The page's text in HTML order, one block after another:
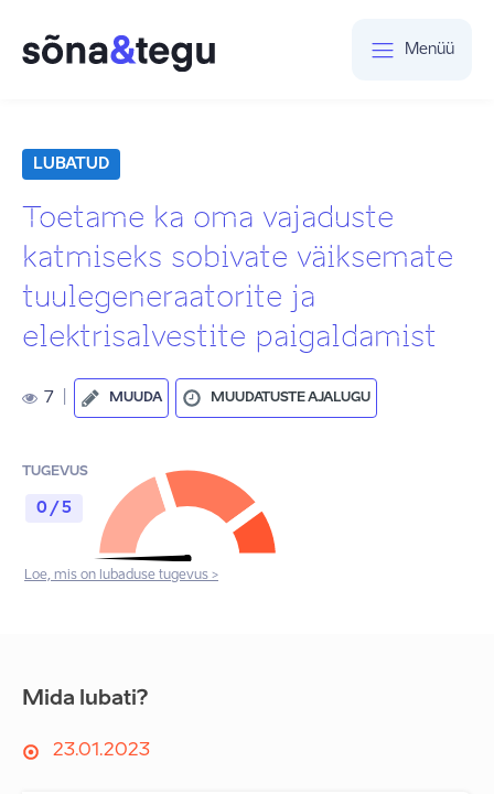
Menüü
LUBATUD
Toetame ka oma vajaduste
katmiseks sobivate väiksemate
tuulegeneraatorite ja
elektrisalvestite paigaldamist
7 MUUDA MUUDATUSTE AJALUGU
TUGEVUS
0 / 5
Loe, mis on lubaduse tugevus >
Mida lubati?
23.01.2023